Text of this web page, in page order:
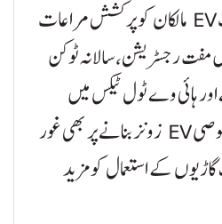
ہے۔ مزید برآں، حکومت EV مالکان کو پرکشش مراعات
رجسٹریشن، سالانہ ٹوکن
ہائی وے ٹول ٹیکس میں
چھوٹ اس کے علاوہ، خصوصی EV زونز بنانے پر بھی غور
گاڑیوں کے استعمال کو مزید